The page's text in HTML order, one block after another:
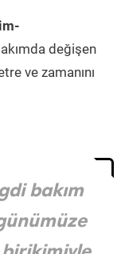
değişen
ve zamanını
bakım